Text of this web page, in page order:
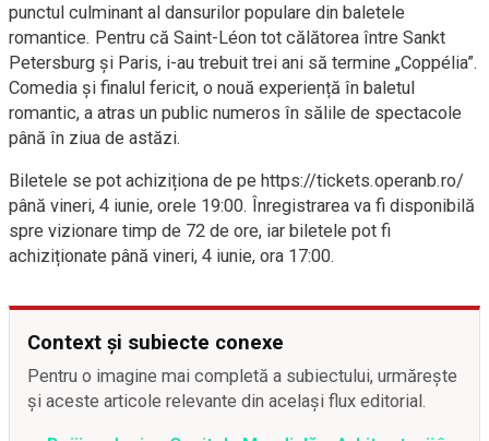
punctul culminant al dansurilor populare din baletele
romantice. Pentru că Saint-Léon tot călătorea între Sankt
Petersburg și Paris, i-au trebuit trei ani să termine „Coppélia”.
Comedia și finalul fericit, o nouă experiență în baletul
romantic, a atras un public numeros în sălile de spectacole
până în ziua de astăzi.
Biletele se pot achiziționa de pe https://tickets.operanb.ro/
până vineri, 4 iunie, orele 19:00. Înregistrarea va fi disponibilă
spre vizionare timp de 72 de ore, iar biletele pot fi
achiziționate până vineri, 4 iunie, ora 17:00.
Context și subiecte conexe
Pentru o imagine mai completă a subiectului, urmărește
și aceste articole relevante din același flux editorial.